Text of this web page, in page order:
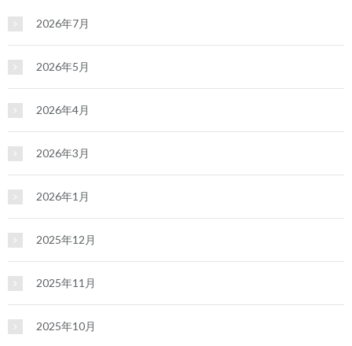
2026年7月
2026年5月
2026年4月
2026年3月
2026年1月
2025年12月
2025年11月
2025年10月